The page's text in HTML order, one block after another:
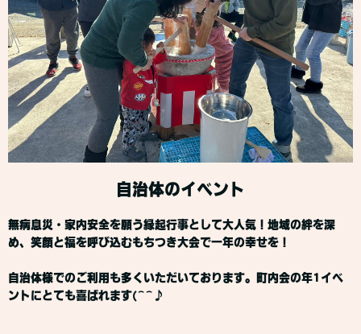
自治体のイベント
無病息災・家内安全を願う縁起行事として大人気！地域の絆を深
め、笑顔と福を呼び込むもちつき大会で一年の幸せを！
自治体様でのご利用も多くいただいております。町内会の年1イベ
ントにとても喜ばれます(^^♪